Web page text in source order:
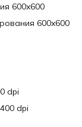
600x600
600x600
dpi
dpi